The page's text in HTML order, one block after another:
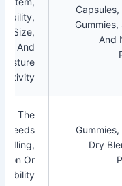
Flowability,
Particle Size,
Useful When The
Formula Needs
Better Handling,
Dispersion Or